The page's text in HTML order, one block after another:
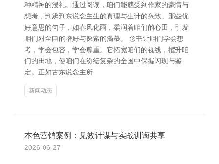
种精神的浸礼。通过阅读，咱们能感受到作家的豪情与
想考，判辨到东说念主生的真理与生计的兴致。那些优
好意思的句子，如春风化雨，柔润着咱们的心田，引发
咱们对全国的嗜好与探索的渴慕。 念书让咱们学会想
考，学会包容，学会尊重。它拓宽咱们的视线，擢升咱
们的田地，使咱们在纷纭复杂的全国中保握闪现与鉴
定。正如古东说念主所
新闻动态
本色营销案例：见效计谋与实战训诲共享
2026-06-27